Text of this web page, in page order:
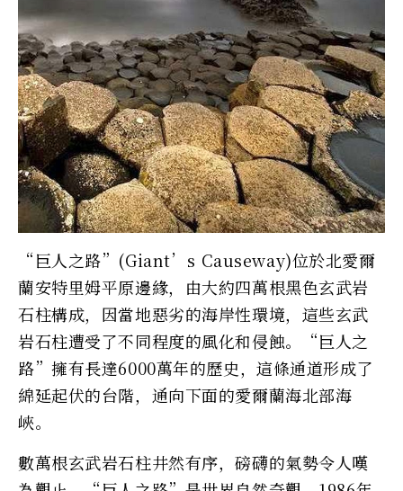
“巨人之路”(Giant’s Causeway)位於北愛爾
蘭安特里姆平原邊緣，由大約四萬根黑色玄武岩
石柱構成，因當地惡劣的海岸性環境，這些玄武
岩石柱遭受了不同程度的風化和侵蝕。“巨人之
路”擁有長達6000萬年的歷史，這條通道形成了
綿延起伏的台階，通向下面的愛爾蘭海北部海
峽。
數萬根玄武岩石柱井然有序，磅礴的氣勢令人嘆